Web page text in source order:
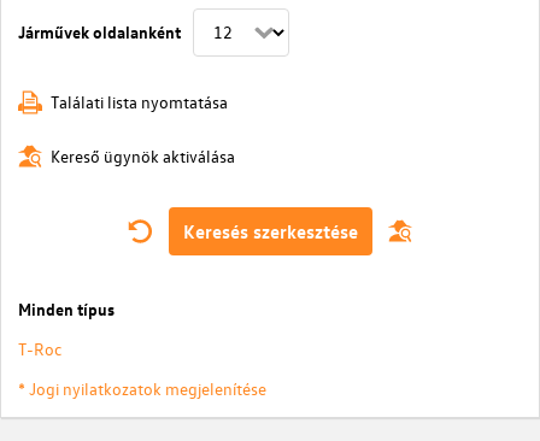
Járművek oldalanként
Találati lista nyomtatása
Kereső ügynök aktiválása
Keresés szerkesztése
Minden típus
T-Roc
* Jogi nyilatkozatok megjelenítése